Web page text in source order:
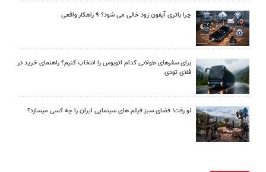
چرا باتری آیفون زود خالی می شود؟ ۹ راهکار واقعی
برای سفرهای طولانی کدام اتوبوس را انتخاب کنیم؟ راهنمای خرید در
فلای تودی
لو رفت! فضای سبز فیلم های سینمایی ایران را چه کسی میسازد؟